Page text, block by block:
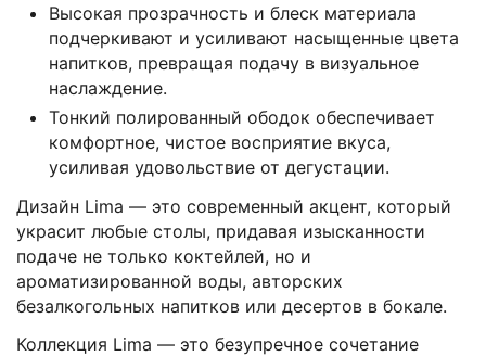
Высокая прозрачность и блеск материала
подчеркивают и усиливают насыщенные цвета
напитков, превращая подачу в визуальное
наслаждение.
Тонкий полированный ободок обеспечивает
комфортное, чистое восприятие вкуса,
усиливая удовольствие от дегустации.
Дизайн Lima — это современный акцент, который
украсит любые столы, придавая изысканности
подаче не только коктейлей, но и
ароматизированной воды, авторских
безалкогольных напитков или десертов в бокале.
Коллекция Lima — это безупречное сочетание